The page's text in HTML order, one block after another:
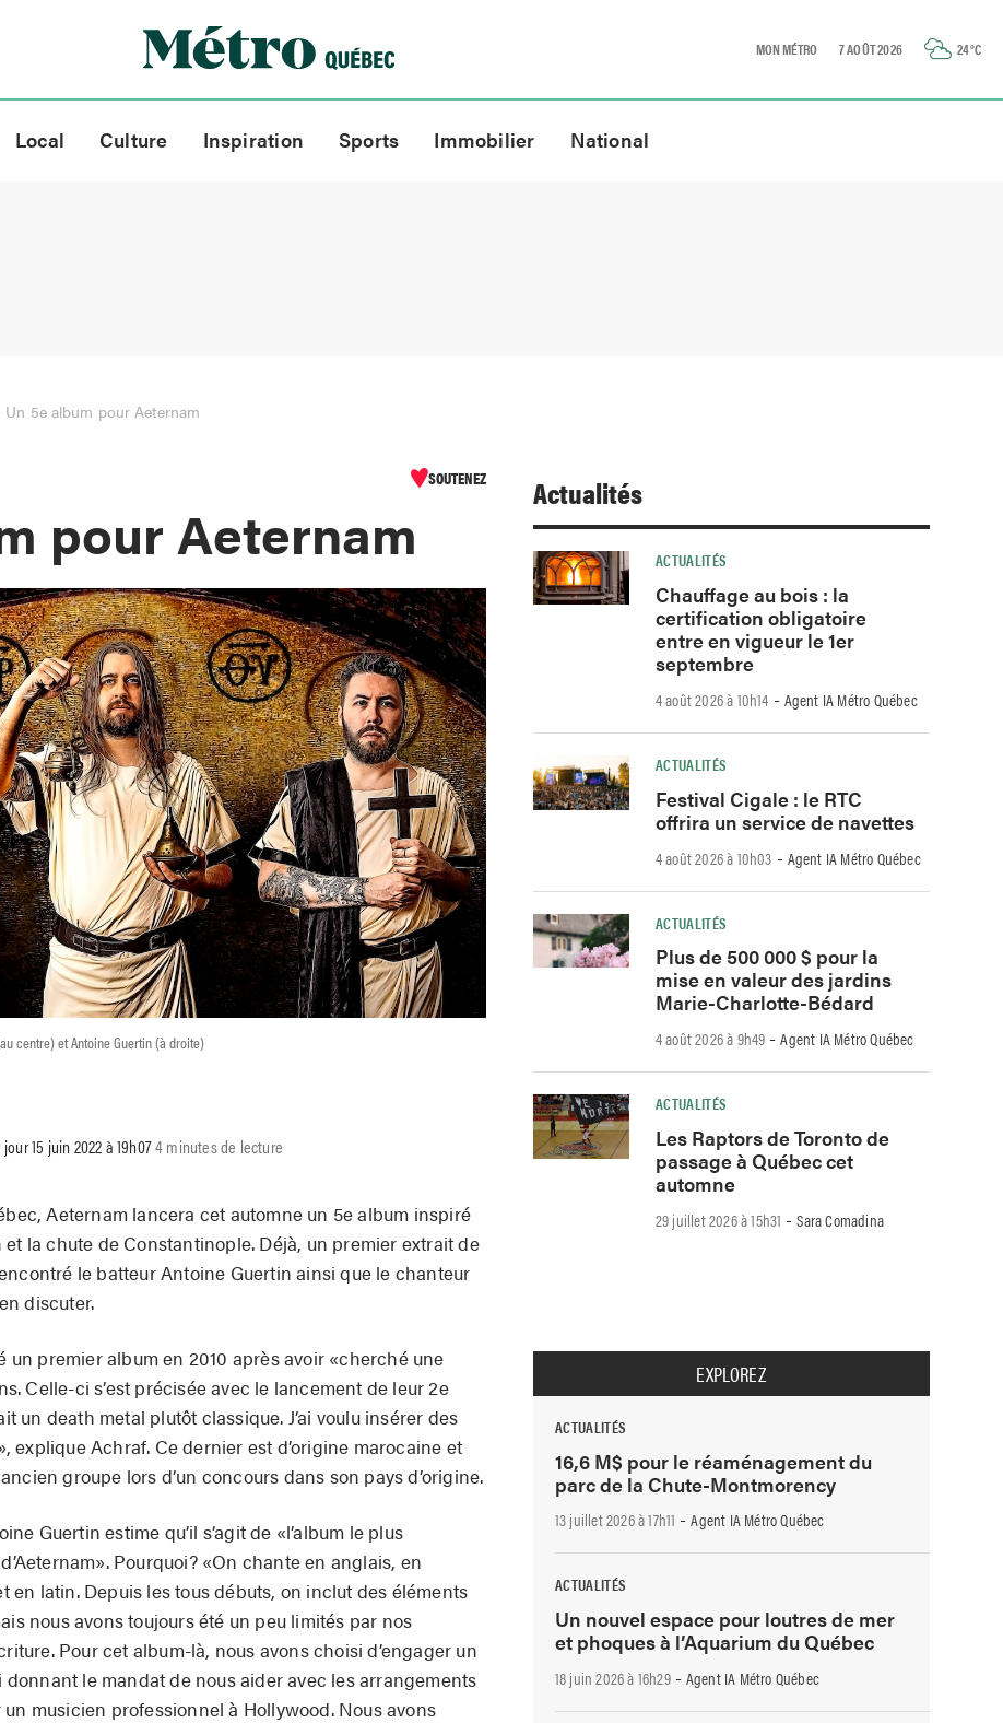
MON MÉTRO 7 AOÛT 2026 24°C
Local Culture Inspiration Sports Immobilier National
Un 5e album pour Aeternam
SOUTENEZ
pour Aeternam
centre) et Antoine Guertin (à droite)
15 juin 2022 à 19h074 minutes de lecture
Aeternam lancera cet automne un 5e album inspiré
et la chute de Constantinople. Déjà, un premier extrait de
le batteur Antoine Guertin ainsi que le chanteur
discuter.
un premier album en 2010 après avoir «cherché une
Celle-ci s’est précisée avec le lancement de leur 2e
un death metal plutôt classique. J’ai voulu insérer des
explique Achraf. Ce dernier est d’origine marocaine et
groupe lors d’un concours dans son pays d’origine.
Guertin estime qu’il s’agit de «l’album le plus
Pourquoi? «On chante en anglais, en
en latin. Depuis les tous débuts, on inclut des éléments
nous avons toujours été un peu limités par nos
Pour cet album-là, nous avons choisi d’engager un
le mandat de nous aider avec les arrangements
musicien professionnel à Hollywood. Nous avons
Actualités
ACTUALITÉS
Chauffage au bois : la
certification obligatoire
entre en vigueur le 1er
septembre
4 août 2026 à 10h14 -Agent IA Métro Québec
ACTUALITÉS
Festival Cigale : le RTC
offrira un service de navettes
4 août 2026 à 10h03 -Agent IA Métro Québec
ACTUALITÉS
Plus de 500 000 $ pour la
mise en valeur des jardins
Marie-Charlotte-Bédard
4 août 2026 à 9h49 -Agent IA Métro Québec
ACTUALITÉS
Les Raptors de Toronto de
passage à Québec cet
automne
29 juillet 2026 à 15h31 -Sara Comadina
EXPLOREZ
ACTUALITÉS
16,6 M$ pour le réaménagement du
parc de la Chute-Montmorency
13 juillet 2026 à 17h11 -Agent IA Métro Québec
ACTUALITÉS
Un nouvel espace pour loutres de mer
et phoques à l’Aquarium du Québec
18 juin 2026 à 16h29-Agent IA Métro Québec